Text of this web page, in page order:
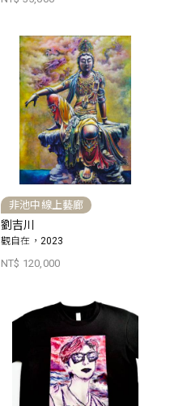
非池中線上藝廊
劉吉川
觀自在，2023
NT$ 120,000